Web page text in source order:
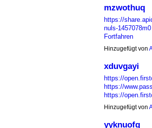
mzwothuq
https://
nuls-1457078m0
Fortfahren
Hinzugefügt von
xduvgayi
https://
https://
https://
Hinzugefügt von
yyknuofq